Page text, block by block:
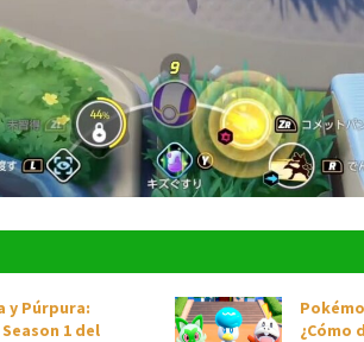
y Púrpura:
1 del
¿Cómo